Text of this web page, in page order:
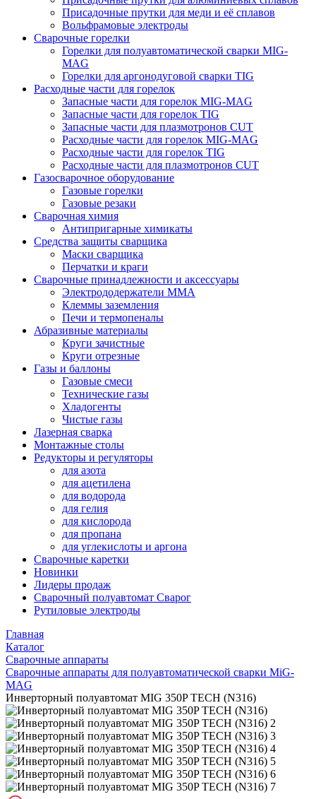
Присадочные прутки для меди и её сплавов
Вольфрамовые электроды
Сварочные горелки
Горелки для полуавтоматической сварки MIG-
MAG
Горелки для аргонодуговой сварки TIG
Расходные части для горелок
Запасные части для горелок MIG-MAG
Запасные части для горелок TIG
Запасные части для плазмотронов CUT
Расходные части для горелок MIG-MAG
Расходные части для горелок TIG
Расходные части для плазмотронов CUT
Газосварочное оборудование
Газовые горелки
Газовые резаки
Сварочная химия
Антипригарные химикаты
Средства защиты сварщика
Маски сварщика
Перчатки и краги
Сварочные принадлежности и аксессуары
Электрододержатели MMA
Клеммы заземления
Печи и термопеналы
Абразивные материалы
Круги зачистные
Круги отрезные
Газы и баллоны
Газовые смеси
Технические газы
Хладогенты
Чистые газы
Лазерная сварка
Монтажные столы
Редукторы и регуляторы
для азота
для ацетилена
для водорода
для гелия
для кислорода
для пропана
для углекислоты и аргона
Сварочные каретки
Новинки
Лидеры продаж
Сварочный полуавтомат Сварог
Рутиловые электроды
Главная
Каталог
Сварочные аппараты
Сварочные аппараты для полуавтоматической сварки MiG-
MAG
Инверторный полуавтомат MIG 350P TECH (N316)